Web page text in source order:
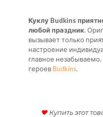
Куклу Budkins
любой праздник.
вызывает только
настроение
главное
героевBudkins.
♥ Купить этот